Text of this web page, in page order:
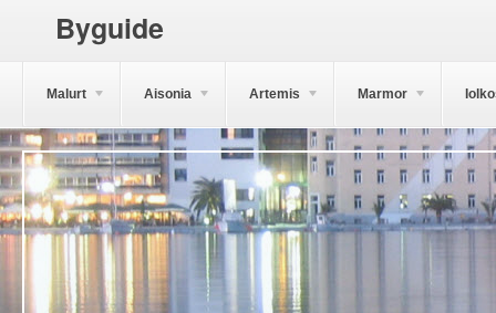
Byguide
Malurt Aisonia Artemis Marmor